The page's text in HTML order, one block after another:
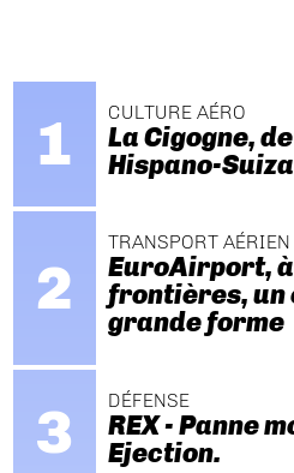
CULTURE AÉRO
La Cigogne,
Hispano-Suiza
TRANSPORT AÉRIEN
EuroAirport,
frontières, un
grande forme
DÉFENSE
REX - Panne
Ejection.